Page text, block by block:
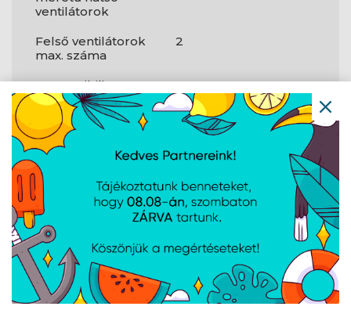
ventilátorok
Felső ventilátorok
max. száma
2
Kompatibilis
méretű felső
ventilátorok
140 mm
Tömeg és
méretek
Szélesség
221 mm
Mélység
409 mm
Magasság
426 mm